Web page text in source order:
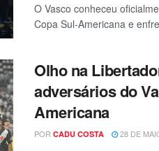
O Vasco conheceu
Copa Sul-Americana e
Olho na
adversários do
Americana
POR CADU COSTA 28 DE